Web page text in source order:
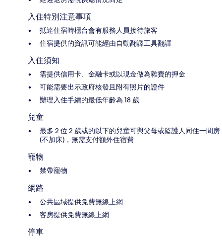
入住特別注意事項
抵達住宿時櫃台會有服務人員接待旅客
住宿提供的資訊可能經由自動翻譯工具翻譯
入住須知
需提供信用卡、金融卡或以現金做為雜費的押金
可能需要出示政府核發且附有照片的證件
辦理入住手續的最低年齡為 18 歲
兒童
最多 2 位 2 歲或的以下的兒童可與父母或監護人同住一間房
(不加床)，無需支付額外住宿費
寵物
禁帶寵物
網路
公共區域提供免費無線上網
客房提供免費無線上網
停車